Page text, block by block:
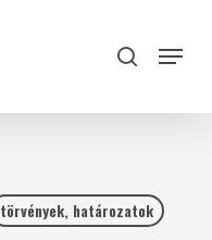
search
Menu
törvények, határozatok
Close